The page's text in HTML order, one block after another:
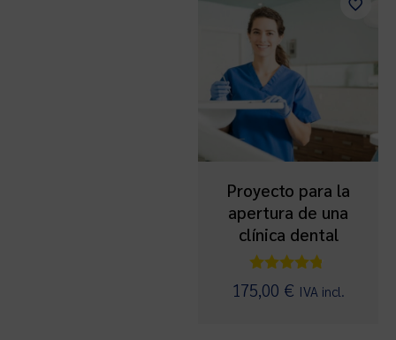
Proyecto para la
apertura de una
clínica dental
Valorado
con
175,00 € IVA incl.